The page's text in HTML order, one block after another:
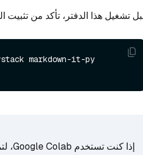
تشغيل هذا الدفتر، تأكد من تثبيت
markdown-it-py
إذا كنت تستخدم Google Colab، لتمكين التبعيات المثبتة للتو، فقد تحتاج إلى